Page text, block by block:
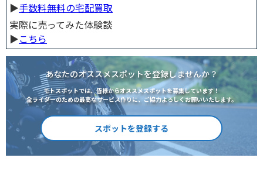
▶︎手数料無料の宅配買取
実際に売ってみた体験談
▶︎こちら
あなたのオススメスポットを登録しませんか？
モトスポットでは、皆様からオススメスポットを募集しています！
全ライダーのための最高なサービス作りに、ご協力よろしくお願いいたします。
スポットを登録する